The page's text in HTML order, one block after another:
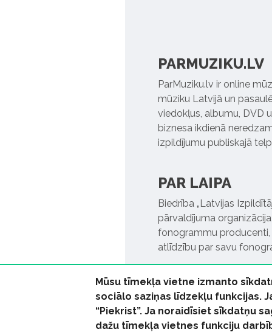
PARMUZIKU.LV
ParMuziku.lv ir online
mūziku Latvijā un
viedokļus, albumu, DVD
biznesa ikdienā
izpildījumu publiskajā
PAR LAIPA
Biedrība „Latvijas
pārvaldījuma
fonogrammu
atlīdzību par savu
Mūsu tīmekļa vietne izmanto
sociālo saziņas līdzekļu funkcijas.
“Piekrist”. Ja noraidīsiet sīkdatņu
dažu tīmekļa vietnes funkciju